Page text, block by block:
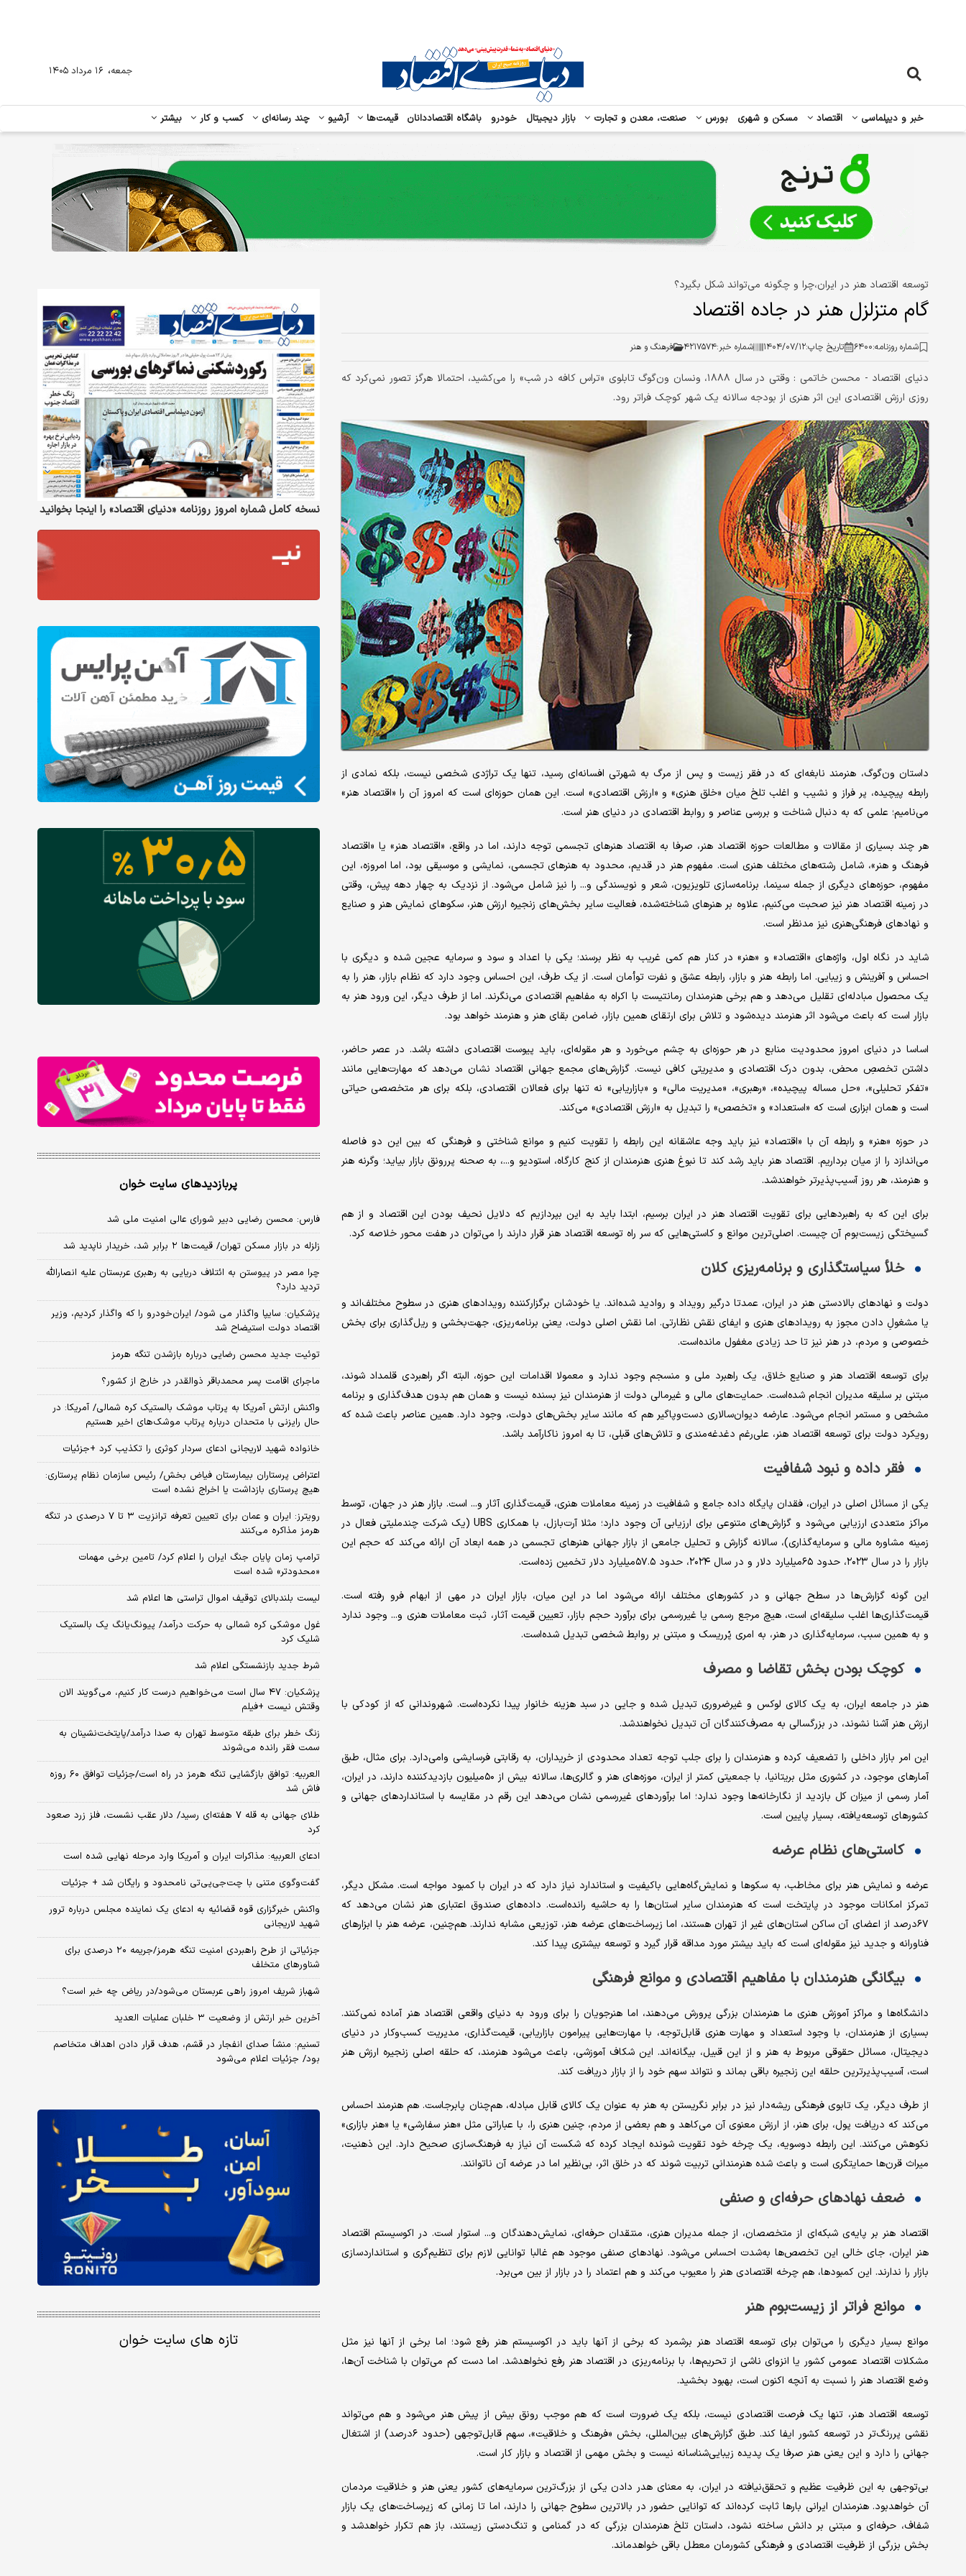
خبر و دیپلماسی اقتصاد مسکن و شهری بورس صنعت، معدن و تجارت بازار دیجیتال خودرو باشگاه اقتصاددانان قیمت‌ها آرشیو چند رسانه‌ای کسب و کار بیشتر
جمعه، ۱۶ مرداد ۱۴۰۵
توسعه اقتصاد هنر در ایران،چرا و چگونه می‌تواند شکل بگیرد؟
گام متزلزل هنر در جاده اقتصاد
شماره روزنامه:۶۴۰۰ تاریخ چاپ:۱۴۰۴/۰۷/۱۲ شماره خبر:۴۲۱۷۵۷۴ فرهنگ و هنر
دنیای اقتصاد - محسن خاتمی : وقتی در سال ۱۸۸۸، ونسان ون‌گوگ تابلوی «تراس کافه در شب» را می‌کشید، احتمالا هرگز تصور نمی‌کرد که
روزی ارزش اقتصادی این اثر هنری از بودجه سالانه یک شهر کوچک فراتر رود.
داستان ون‌گوگ، هنرمند نابغه‌ای که در فقر زیست و پس از مرگ به شهرتی افسانه‌ای رسید، تنها یک تراژدی شخصی نیست، بلکه نمادی از
رابطه‌ پیچیده، پر فراز و نشیب و اغلب تلخ میان «خلق هنری» و «ارزش اقتصادی» است. این همان حوزه‌ای است که امروز آن را «اقتصاد هنر»
می‌نامیم؛ علمی که به دنبال شناخت و بررسی عناصر و روابط اقتصادی در دنیای هنر است.
هر چند بسیاری از مقالات و مطالعات حوزه اقتصاد هنر، صرفا به اقتصاد هنرهای تجسمی توجه دارند، اما در واقع، «اقتصاد هنر» یا «اقتصاد
فرهنگ و هنر»، شامل رشته‌های مختلف هنری است. مفهوم هنر در قدیم، محدود به هنرهای تجسمی، نمایشی و موسیقی بود، اما امروزه، این
مفهوم، حوزه‌های دیگری از جمله سینما، برنامه‌سازی تلویزیون، شعر و نویسندگی و... را نیز شامل می‌شود. از نزدیک به چهار دهه پیش، وقتی
در زمینه اقتصاد هنر نیز صحبت می‌کنیم، علاوه بر هنرهای شناخته‌شده، فعالیت سایر بخش‌های زنجیره ارزش هنر، سکوهای نمایش هنر و صنایع
و نهادهای فرهنگی‌هنری نیز مدنظر است.
شاید در نگاه اول، واژه‌های «اقتصاد» و «هنر» در کنار هم کمی غریب به نظر برسند؛ یکی با اعداد و سود و سرمایه عجین شده و دیگری با
احساس و آفرینش و زیبایی. اما رابطه هنر و بازار، رابطه عشق و نفرت توأمان است. از یک طرف، این احساس وجود دارد که نظام بازار، هنر را به
یک محصول مبادله‌ای تقلیل می‌دهد و هم برخی هنرمندان رمانتیست با اکراه به مفاهیم اقتصادی می‌نگرند. اما از طرف دیگر، این ورود هنر به
بازار است که باعث می‌شود اثر هنرمند دیده‌شود و تلاش برای ارتقای همین بازار، ضامن بقای هنر و هنرمند خواهد بود.
اساسا در دنیای امروز محدودیت منابع در هر حوزه‌ای به چشم می‌خورد و هر مقوله‌ای، باید پیوست اقتصادی داشته باشد. در عصر حاضر،
داشتن تخصصِ محض، بدون درک اقتصادی و مدیریتی کافی نیست. گزارش‌های مجمع جهانی اقتصاد نشان می‌دهد که مهارت‌هایی مانند
«تفکر تحلیلی»، «حل مساله پیچیده»، «رهبری»، «مدیریت مالی» و «بازاریابی» نه تنها برای فعالان اقتصادی، بلکه برای هر متخصصی حیاتی
است و همان ابزاری است که «استعداد» و «تخصص» را تبدیل به «ارزش اقتصادی» می‌کند.
در حوزه «هنر» و رابطه آن با «اقتصاد» نیز باید وجه عاشقانه این رابطه را تقویت کنیم و موانع شناختی و فرهنگی که بین این دو فاصله
می‌اندازد را از میان برداریم. اقتصاد هنر باید رشد کند تا نبوغ هنری هنرمندان از کنج کارگاه، استودیو و...، به صحنه‌ پررونق بازار بیاید؛ وگرنه هنر
و هنرمند، هر روز آسیب‌پذیرتر خواهندشد.
برای این که به راهبردهایی برای تقویت اقتصاد هنر در ایران برسیم، ابتدا باید به این بپردازیم که دلایل نحیف بودن این اقتصاد و از هم
گسیختگی زیست‌بوم آن چیست. اصلی‌ترین موانع و کاستی‌هایی که سر راه توسعه اقتصاد هنر قرار دارند را می‌توان در هفت محور خلاصه کرد.
خلأ سیاستگذاری و برنامه‌ریزی کلان
دولت و نهادهای بالادستی هنر در ایران، عمدتا درگیر رویداد و روادید شده‌اند. یا خودشان برگزارکننده رویدادهای هنری در سطوح مختلف‌اند و
یا مشغولِ دادن مجوز به رویدادهای هنری و ایفای نقش نظارتی. اما نقش اصلی دولت، یعنی برنامه‌ریزی، جهت‌بخشی و ریل‌گذاری برای بخش
خصوصی و مردم، در هنر نیز تا حد زیادی مغفول مانده‌است.
برای توسعه اقتصاد هنر و صنایع خلاق، یک راهبرد ملی و منسجم وجود ندارد و معمولا اقدامات این حوزه، البته اگر راهبردی قلمداد شوند،
مبتنی بر سلیقه مدیران انجام شده‌است. حمایت‌های مالی و غیرمالی دولت از هنرمندان نیز بسنده نیست و همان هم بدون هدف‌گذاری و برنامه
مشخص و مستمر انجام‌ می‌شود. عارضه دیوان‌سالاری دست‌وپاگیر هم که مانند سایر بخش‌های دولت، وجود دارد. همین عناصر باعث شده که
رویکرد دولت برای توسعه اقتصاد هنر، علی‌رغم دغدغه‌مندی و تلاش‌های قبلی، تا به امروز ناکارآمد باشد.
فقر داده و نبود شفافیت
یکی از مسائل اصلی در ایران، فقدان پایگاه داده جامع و شفافیت در زمینه معاملات هنری، قیمت‌گذاری آثار و... است. بازار هنر در جهان، توسط
مراکز متعددی ارزیابی می‌شود و گزارش‌های متنوعی برای ارزیابی آن وجود دارد؛ مثلا آرت‌بازل، با همکاری UBS (یک شرکت چندملیتی فعال در
زمینه مشاوره مالی و سرمایه‌گذاری)، سالانه گزارش و تحلیل جامعی از بازار جهانی هنرهای تجسمی در همه ابعاد آن ارائه می‌کند که حجم این
بازار را در سال ۲۰۲۳، حدود ۶۵میلیارد دلار و در سال ۲۰۲۴، حدود ۵۷.۵میلیارد دلار تخمین زده‎‌است.
این گونه‌ گزارش‌ها در سطح جهانی و در کشورهای مختلف ارائه می‌شود اما در این میان، بازار ایران در مهی از ابهام فرو رفته است.
قیمت‌گذاری‌ها اغلب سلیقه‌ای است، هیچ مرجع رسمی یا غیررسمی برای برآورد حجم بازار، تعیین قیمت آثار، ثبت معاملات هنری و... وجود ندارد
و به همین سبب، سرمایه‌گذاری در هنر، به امری پُرریسک و مبتنی بر روابط شخصی تبدیل شده‌است.
کوچک بودن بخش تقاضا و مصرف
هنر در جامعه ایران، به یک کالای لوکس و غیرضروری تبدیل شده و جایی در سبد هزینه خانوار پیدا نکرده‌است. شهروندانی که از کودکی با
ارزش هنر آشنا نشوند، در بزرگسالی به مصرف‌کنندگان آن تبدیل نخواهندشد.
این امر بازار داخلی را تضعیف کرده و هنرمندان را برای جلب توجه تعداد محدودی از خریداران، به رقابتی فرسایشی وامی‌دارد. برای مثال، طبق
آمارهای موجود، در کشوری مثل بریتانیا، با جمعیتی کمتر از ایران، موزه‌های هنر و گالری‌‌ها، سالانه بیش از ۵۰میلیون بازدیدکننده دارند، در ایران،
آمار رسمی از میزان کل بازدید از نگارخانه‌ها وجود ندارد؛ اما برآوردهای غیررسمی نشان می‌دهد این رقم در مقایسه با استانداردهای جهانی و
کشورهای توسعه‌یافته، بسیار پایین است.
کاستی‌های نظام عرضه
عرضه و نمایش هنر برای مخاطب، به سکوها و نمایش‌گاه‌هایی باکیفیت و استاندارد نیاز دارد که در ایران با کمبود مواجه است. مشکل دیگر،
تمرکز امکانات موجود در پایتخت است که هنرمندان سایر استان‌ها را به حاشیه رانده‌است. داده‌های صندوق اعتباری هنر نشان می‌دهد که
۶۷درصد از اعضای آن ساکن استان‌های غیر از تهران هستند، اما زیرساخت‌های عرضه هنر، توزیعی مشابه ندارند. هم‌چنین، عرضه هنر با ابزارهای
فناورانه و جدید نیز مقوله‌ای است که باید بیشتر مورد مداقه قرار گیرد و توسعه بیشتری پیدا کند.
بیگانگی هنرمندان با مفاهیم اقتصادی و موانع فرهنگی
دانشگاه‌ها و مراکز آموزش هنری ما هنرمندان بزرگی پرورش می‌دهند، اما هنرجویان را برای ورود به دنیای واقعی اقتصاد هنر آماده نمی‌کنند.
بسیاری از هنرمندان، با وجود استعداد و مهارت هنری قابل‌توجه، با مهارت‌هایی پیرامون بازاریابی، قیمت‌گذاری، مدیریت کسب‌وکار در دنیای
دیجیتال، مسائل حقوقی مربوط به هنر و از این قبیل، بیگانه‌اند. این شکاف آموزشی، باعث می‌شود هنرمند، که حلقه اصلی زنجیره ارزش هنر
است، آسیب‌پذیرترین حلقه این زنجیره باقی بماند و نتواند سهم خود را از بازار دریافت کند.
از طرف دیگر، یک تابوی فرهنگی ریشه‌دار نیز در برابر نگریستن به هنر به عنوان یک کالای قابل مبادله، هم‌چنان پابرجاست. هم هنرمند احساس
می‌کند که دریافت پول، برای هنر، از ارزش معنوی آن می‌کاهد و هم بعضی از مردم، چنین هنری را، با عباراتی مثل «هنر سفارشی» یا «هنر بازاری»
نکوهش می‌کنند. این رابطه دوسویه، یک چرخه خود تقویت شونده ایجاد کرده که شکست آن نیاز به فرهنگ‌سازی صحیح دارد. این ذهنیت،
میراث قرن‌ها حمایتگری است و باعث شده هنرمندانی تربیت شوند که در خلق اثر، بی‌نظیر اما در عرضه آن ناتوانند.
ضعف نهادهای حرفه‌ای و صنفی
اقتصاد هنر بر پایه‌ی شبکه‌ای از متخصصان، از جمله مدیران هنری، منتقدان حرفه‌ای، نمایش‌دهندگان و... استوار است. در اکوسیستم اقتصاد
هنر ایران، جای خالی این تخصص‌ها به‌شدت احساس می‌شود. نهادهای صنفی موجود هم غالبا توانایی لازم برای تنظیم‌گری و استانداردسازی
بازار را ندارند. این کمبودها، هم چرخه اقتصادی هنر را معیوب می‌کند و هم اعتماد را در بازار از بین می‌برد.
موانع فراتر از زیست‌بوم هنر
موانع بسیار دیگری را می‌توان برای توسعه اقتصاد هنر برشمرد که برخی از آنها باید در اکوسیستم هنر رفع شود؛ اما برخی از آنها نیز مثل
مشکلات اقتصاد عمومی کشور یا انزوای ناشی از تحریم‌ها، با برنامه‌ریزی در اقتصاد هنر رفع نخواهدشد. اما دست کم می‌توان با شناخت آن‌ها،
وضع اقتصاد هنر را نسبت به آنچه اکنون است، بهبود بخشید.
توسعه اقتصاد هنر، تنها یک فرصت اقتصادی نیست، بلکه یک ضرورت است که هم موجب رونق بیش از پیش هنر می‌شود و هم می‌تواند
نقشی پررنگ‌تر در توسعه کشور ایفا کند. طبق گزارش‌های بین‌المللی، بخش «فرهنگ و خلاقیت»، سهم قابل‌توجهی (حدود ۶درصد) از اشتغال
جهانی را دارد و این یعنی هنر صرفا یک پدیده زیبایی‌شناسانه نیست و بخش مهمی از اقتصاد و بازار کار است.
بی‌توجهی به این ظرفیت عظیم و تحقق‌نیافته در ایران، به معنای هدر دادن یکی از بزرگ‌ترین سرمایه‌های کشور یعنی هنر و خلاقیت مردمان
آن خواهدبود. هنرمندان ایرانی بارها ثابت کرده‌اند که توانایی حضور در بالاترین سطوح جهانی را دارند، اما تا زمانی که زیرساخت‌های یک بازار
شفاف، حرفه‌ای و مبتنی بر دانش ساخته نشود، داستان تلخ هنرمندان بزرگی که در گمنامی و تنگ‌دستی زیستند، باز هم تکرار خواهدشد و
بخش بزرگی از ظرفیت اقتصادی و فرهنگی کشورمان معطل باقی خواهدماند.
نسخه کامل شماره امروز روزنامه «دنیای‌ اقتصاد» را اینجا بخوانید
پربازدیدهای سایت خوان
فارس: محسن رضایی دبیر شورای عالی امنیت ملی شد
زلزله در بازار مسکن تهران/ قیمت‌ها ۲ برابر شد، خریدار ناپدید شد
چرا مصر در پیوستن به ائتلاف دریایی به رهبری عربستان علیه انصارالله
تردید دارد؟
پزشکیان: سایپا واگذار می شود/ ایران‌خودرو را که واگذار کردیم، وزیر
اقتصاد دولت استیضاح شد
توئیت جدید محسن رضایی درباره بازشدن تنگه هرمز
ماجرای اقامت پسر محمدباقر ذوالقدر در خارج از کشور؟
واکنش ارتش آمریکا به پرتاب موشک بالستیک کره شمالی/ آمریکا: در
حال رایزنی با متحدان درباره پرتاب موشک‌های اخیر هستیم
خانواده شهید لاریجانی ادعای سردار کوثری را تکذیب کرد +جزئیات
اعتراض پرستاران بیمارستان فیاض بخش/ رئیس سازمان نظام پرستاری:
هیچ پرستاری بازداشت یا اخراج نشده است
رویترز: ایران و عمان برای تعیین تعرفه ترانزیت ۳ تا ۷ درصدی در تنگه
هرمز مذاکره می‌کنند
ترامپ زمان پایان جنگ ایران را اعلام کرد/ تامین برخی مهمات
«محدودتر» شده است
لیست بلندبالای توقیف اموال تراستی ها اعلام شد
غول موشکی کره شمالی به حرکت درآمد/ پیونگ‌یانگ یک بالستیک
شلیک کرد
شرط جدید بازنشستگی اعلام شد
پزشکیان: ۴۷ سال است می‌خواهیم درست کار کنیم، می‌گویند الان
وقتش نیست +فیلم
زنگ خطر برای طبقه متوسط تهران به صدا درآمد/پایتخت‌نشینان به
سمت فقر رانده می‌شوند
العربیه: توافق بازگشایی تنگه هرمز در راه است/جزئیات توافق ۶۰ روزه
فاش شد
طلای جهانی به قله ۷ هفته‌ای رسید/ دلار عقب نشست، فلز زرد صعود
کرد
ادعای العربیه: مذاکرات ایران و آمریکا وارد مرحله نهایی شده است
گفت‌وگوی متنی با چت‌جی‌پی‌تی نامحدود و رایگان شد + جزئیات
واکنش خبرگزاری قوه قضائیه به ادعای یک نماینده مجلس درباره ترور
شهید لاریجانی
جزئیاتی از طرح راهبردی امنیت تنگه هرمز/جریمه ۲۰ درصدی برای
شناورهای متخلف
شهباز شریف امروز راهی عربستان می‌شود/در ریاض چه خبر است؟
آخرین خبر ارتش از وضعیت ۳ خلبان عملیات العدید
تسنیم: منشأ صدای انفجار در قشم، هدف قرار دادن اهداف متخاصم
بود/ جزئیات اعلام می‌شود
تازه های سایت خوان